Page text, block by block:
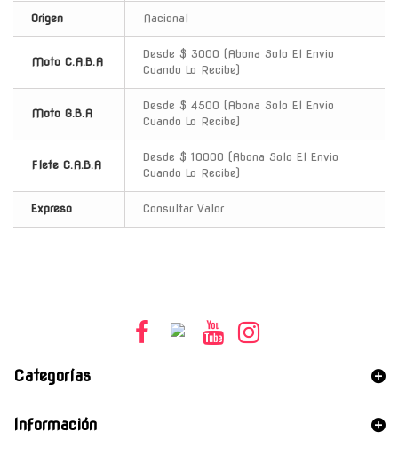
Origen Nacional
Moto C.A.B.A
Desde $ 3000 (Abona Solo El Envio
Cuando Lo Recibe)
Moto G.B.A
Desde $ 4500 (Abona Solo El Envio
Cuando Lo Recibe)
Flete C.A.B.A
Desde $ 10000 (Abona Solo El Envio
Cuando Lo Recibe)
Expreso Consultar Valor
Categorías
Información